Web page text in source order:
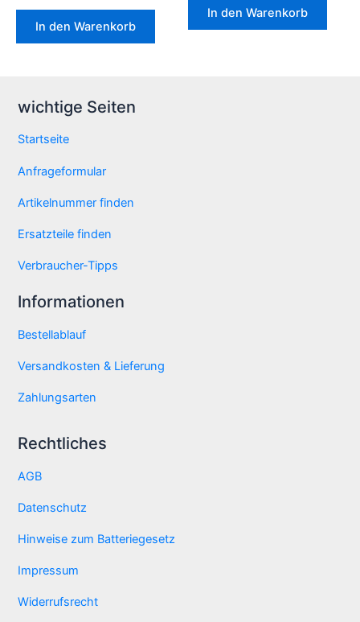
In den Warenkorb
In den Warenkorb
wichtige Seiten
Startseite
Anfrageformular
Artikelnummer finden
Ersatzteile finden
Verbraucher-Tipps
Informationen
Bestellablauf
Versandkosten & Lieferung
Zahlungsarten
Rechtliches
AGB
Datenschutz
Hinweise zum Batteriegesetz
Impressum
Widerrufsrecht